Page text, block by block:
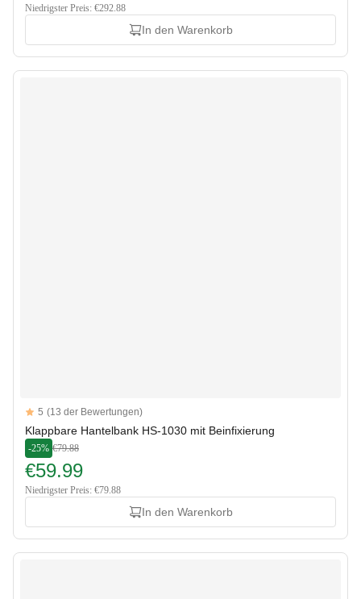
Niedrigster Preis: €292.88
In den Warenkorb
Reviews
5 out of 5 stars
5 (13 der Bewertungen)
Klappbare Hantelbank HS-1030 mit Beinfixierung
-25% €79.88
€59.99
Niedrigster Preis: €79.88
In den Warenkorb